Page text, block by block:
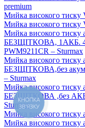
premium
Мийка високого тиску
Мийка високого тиску
Мийка високого тиску
БЕЗЩІТКОВА, 1АКБ.
PWM9211CR – Sturmax
Мийка високого тиску
БЕЗЩІТКОВА,без акум.
– Sturmax
Мийка високого тиску
БЕЗЩІТКОВА ,без АКБ.
Sturmax
Мийка високого тиску
Мийка високого тиску
КНОПКА
ЗВ'ЯЗКУ